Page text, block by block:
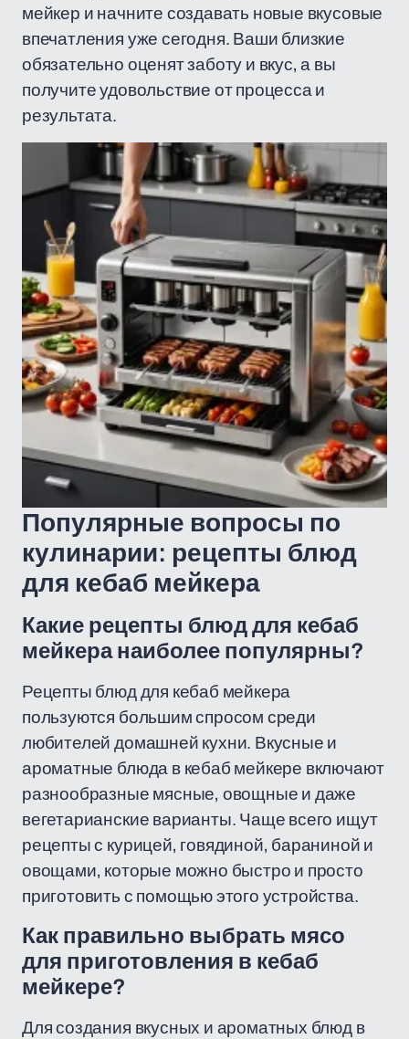
мейкер и начните создавать новые вкусовые
впечатления уже сегодня. Ваши близкие
обязательно оценят заботу и вкус, а вы
получите удовольствие от процесса и
результата.
Популярные вопросы по
кулинарии: рецепты блюд
для кебаб мейкера
Какие рецепты блюд для кебаб
мейкера наиболее популярны?
Рецепты блюд для кебаб мейкера
пользуются большим спросом среди
любителей домашней кухни. Вкусные и
ароматные блюда в кебаб мейкере включают
разнообразные мясные, овощные и даже
вегетарианские варианты. Чаще всего ищут
рецепты с курицей, говядиной, бараниной и
овощами, которые можно быстро и просто
приготовить с помощью этого устройства.
Как правильно выбрать мясо
для приготовления в кебаб
мейкере?
Для создания вкусных и ароматных блюд в